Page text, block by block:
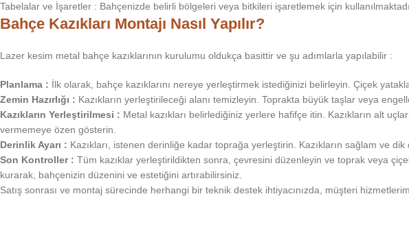
Tabelalar ve İşaretler : Bahçenizde belirli bölgeleri veya bitkileri işaretlemek için
Bahçe Kazıkları Montajı Nasıl Yapılır?
Lazer kesim metal bahçe kazıklarının kurulumu oldukça basittir ve şu adımlarla yapılabilir :
Planlama : İlk olarak, bahçe kazıklarını nereye yerleştirmek istediğinizi belirleyin. Çiçek
Zemin Hazırlığı : Kazıkların yerleştirileceği alanı temizleyin. Toprakta büyük taşlar veya
Kazıkların Yerleştirilmesi : Metal kazıkları belirlediğiniz yerlere hafifçe itin. Kazıkların alt
vermemeye özen gösterin.
Derinlik Ayarı : Kazıkları, istenen derinliğe kadar toprağa yerleştirin. Kazıkların sağlam ve
Son Kontroller : Tüm kazıklar yerleştirildikten sonra, çevresini düzenleyin ve toprak veya
kurarak, bahçenizin düzenini ve estetiğini artırabilirsiniz.
Satış sonrası ve montaj sürecinde herhangi bir teknik destek ihtiyacınızda, müşteri